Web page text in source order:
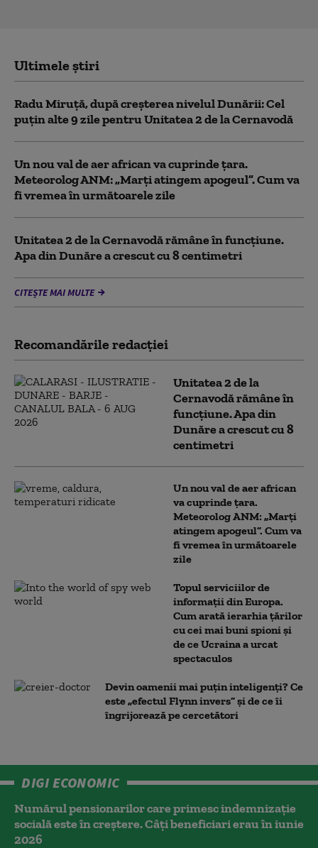
Ultimele știri
Radu Miruță, după creșterea nivelul Dunării: Cel
puțin alte 9 zile pentru Unitatea 2 de la Cernavodă
Un nou val de aer african va cuprinde țara.
Meteorolog ANM: „Marți atingem apogeul”. Cum va
fi vremea în următoarele zile
Unitatea 2 de la Cernavodă rămâne în funcțiune.
Apa din Dunăre a crescut cu 8 centimetri
CITEȘTE MAI MULTE
Recomandările redacţiei
Unitatea 2 de la
Cernavodă rămâne în
funcțiune. Apa din
Dunăre a crescut cu 8
centimetri
Un nou val de aer african
va cuprinde țara.
Meteorolog ANM: „Marți
atingem apogeul”. Cum va
fi vremea în următoarele
zile
Topul serviciilor de
informații din Europa.
Cum arată ierarhia țărilor
cu cei mai buni spioni și
de ce Ucraina a urcat
spectaculos
Devin oamenii mai puțin inteligenți? Ce
este „efectul Flynn invers” și de ce îi
îngrijorează pe cercetători
DIGI ECONOMIC
Numărul pensionarilor care primesc indemnizaţie
socială este în creștere. Câți beneficiari erau în iunie
2026